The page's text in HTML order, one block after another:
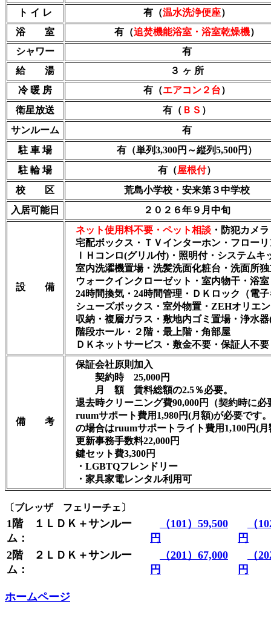
ト イ レ
有（温水洗浄便座）
浴 室
有（追焚機能浴室・浴室乾燥機）
シャワー
有
給 湯
３ ヶ 所
冷 暖 房
有（エアコン２台）
衛星放送
有（ ＢＳ ）
サンルーム
有
駐 車 場
有（単列3,300円～縦列5,500円）
駐 輪 場
有（屋根付）
校 区
荒島小学校・安来第３中学校
入居可能日
２０２６年９月中旬
設 備
ネット使用料不要・ペット相談 ・防犯カメラ
宅配ボックス・ＴＶインターホン・フローリ
ＩＨコンロ(グリル付)・照明付・システムキ
室内洗濯機置場・洗髪洗面化粧台・洗面所独
ウォークインクローゼット・室内物干・浴室
24時間換気・24時間管理・ＤＫロック（電
シューズボックス・室外物置・ZEHオリエ
収納・複層ガラス・敷地内ゴミ置場・浄水
階段ホール・２階・最上階・角部屋
ＤＫネットサービス・敷金不要・保証人不要
備 考
保証会社原則加入
契約時 25,000円
月 額 賃料総額の2.5％必要。
退去時クリーニング費90,000円（契約時に必
ruumサポート費用1,980円(月額)が必要です
の場合はruumサポートライト費用1,100円(月
更新事務手数料22,000円
鍵セット費3,300円
・LGBTQフレンドリー
・家具家電レンタル利用可
〔ブレッザ フェリーチェ〕
1階 １ＬＤＫ＋サンルー
ム：
（101）59,500
円
（
円
2階 ２ＬＤＫ＋サンルー
ム：
（201）67,000
円
（
円
ホームページ